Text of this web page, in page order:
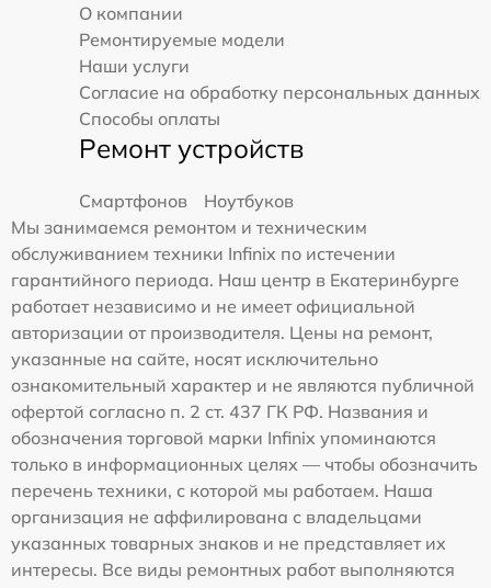
О компании
Ремонтируемые модели
Наши услуги
Согласие на обработку персональных данных
Способы оплаты
Ремонт устройств
Смартфонов
Ноутбуков
Мы занимаемся ремонтом и техническим
обслуживанием техники Infinix по истечении
гарантийного периода. Наш центр в Екатеринбурге
работает независимо и не имеет официальной
авторизации от производителя. Цены на ремонт,
указанные на сайте, носят исключительно
ознакомительный характер и не являются публичной
офертой согласно п. 2 ст. 437 ГК РФ. Названия и
обозначения торговой марки Infinix упоминаются
только в информационных целях — чтобы обозначить
перечень техники, с которой мы работаем. Наша
организация не аффилирована с владельцами
указанных товарных знаков и не представляет их
интересы. Все виды ремонтных работ выполняются